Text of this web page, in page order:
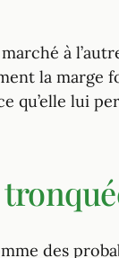
à
la marge
qu’elle lui
des